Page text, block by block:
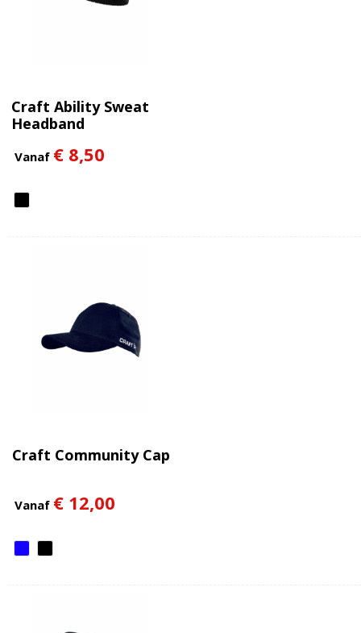
Craft Ability Sweat
Headband
Vanaf € 8,50
Craft Community Cap
Vanaf € 12,00